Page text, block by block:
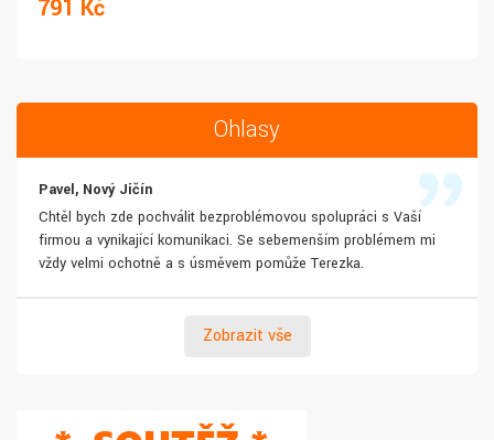
791 Kč
Ohlasy
Pavel, Nový Jičín
Chtěl bych zde pochválit bezproblémovou spolupráci s Vaší
firmou a vynikající komunikaci. Se sebemenším problémem mi
vždy velmi ochotně a s úsměvem pomůže Terezka.
Zobrazit vše